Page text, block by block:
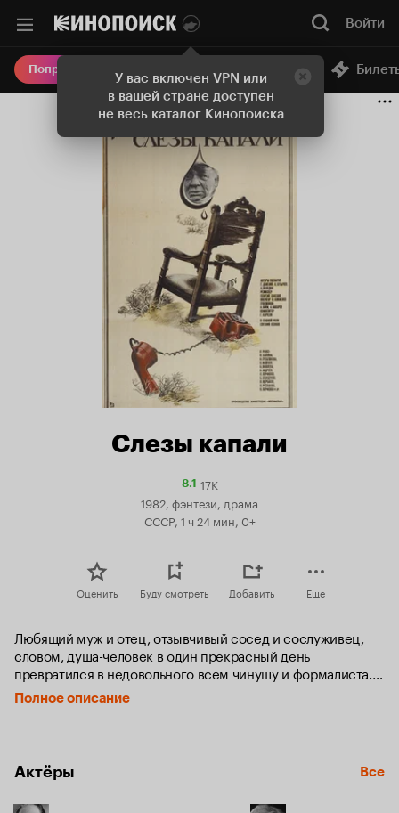
У вас включен VPN или
в вашей стране доступен
не весь каталог Кинопоиска
Войти
Попробовать Плюс Онлайн-кинотеатр
Слезы капали
8.1Рейтинг
17K
1982, фэнтези, драма
СССР, 1 ч 24 мин, 0+
Оценить Буду смотреть Добавить Еще
Любящий муж и отец, отзывчивый сосед и сослуживец,
словом, душа-человек в один прекрасный день
превратился в недовольного всем чинушу и формалиста. А
всё потому, что в глаз попал осколок волшебного зеркала.
Полное описание
Актёры Все